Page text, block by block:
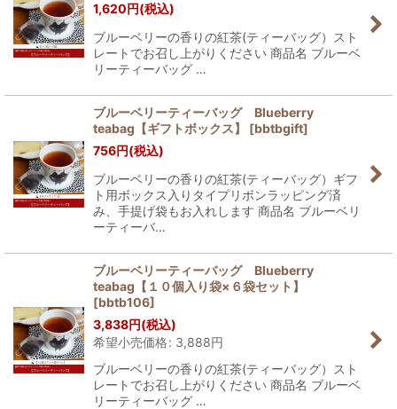
1,620円(税込)
ブルーベリーの香りの紅茶(ティーバッグ）スト
レートでお召し上がりください 商品名 ブルーベ
リーティーバッグ …
ブルーベリーティーバッグ Blueberry
teabag【ギフトボックス】
[bbtbgift]
756円(税込)
ブルーベリーの香りの紅茶(ティーバッグ）ギフ
ト用ボックス入りタイプリボンラッピング済
み、手提げ袋もお入れします 商品名 ブルーベリ
ーティーバ…
ブルーベリーティーバッグ Blueberry
teabag【１０個入り袋×６袋セット】
[bbtb106]
3,838円(税込)
希望小売価格: 3,888円
ブルーベリーの香りの紅茶(ティーバッグ）スト
レートでお召し上がりください 商品名 ブルーベ
リーティーバッグ …